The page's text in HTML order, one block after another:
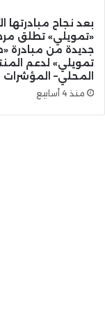
بعد نجاح مبادرتها
«تمويلي» تطلق
جديدة من مبادرة
تمويلي» لدعم
المحلي–
منذ 4 أسابيع